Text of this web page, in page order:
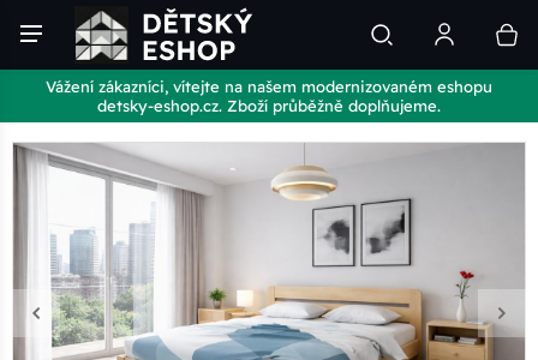
Vážení zákazníci, vítejte na našem modernizovaném eshopu
detsky-eshop.cz. Zboží průběžně doplňujeme.